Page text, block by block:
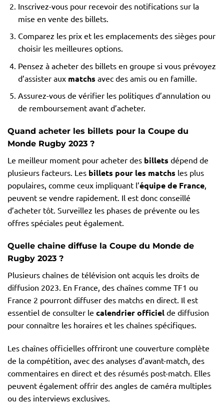
Inscrivez-vous pour recevoir des notifications sur la
mise en vente des billets.
Comparez les prix et les emplacements des sièges pour
choisir les meilleures options.
Pensez à acheter des billets en groupe si vous prévoyez
d’assister aux matchs avec des amis ou en famille.
Assurez-vous de vérifier les politiques d’annulation ou
de remboursement avant d’acheter.
Quand acheter les billets pour la Coupe du
Monde Rugby 2023 ?
Le meilleur moment pour acheter des billets dépend de
plusieurs facteurs. Les billets pour les matchs les plus
populaires, comme ceux impliquant l’équipe de France,
peuvent se vendre rapidement. Il est donc conseillé
d’acheter tôt. Surveillez les phases de prévente ou les
offres spéciales peut également.
Quelle chaine diffuse la Coupe du Monde de
Rugby 2023 ?
Plusieurs chaînes de télévision ont acquis les droits de
diffusion 2023. En France, des chaînes comme TF1 ou
France 2 pourront diffuser des matchs en direct. Il est
essentiel de consulter le calendrier officiel de diffusion
pour connaître les horaires et les chaînes spécifiques.
Les chaînes officielles offriront une couverture complète
de la compétition, avec des analyses d’avant-match, des
commentaires en direct et des résumés post-match. Elles
peuvent également offrir des angles de caméra multiples
ou des interviews exclusives.